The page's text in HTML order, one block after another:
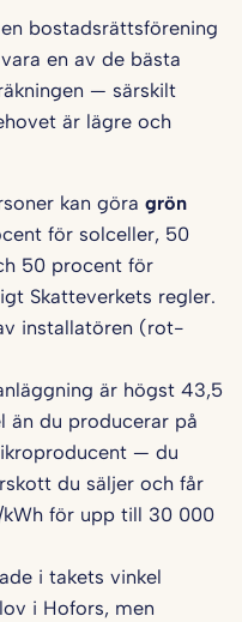
bostadsrättsförening
en av de bästa
— särskilt
är lägre och
kan göra grön
för solceller, 50
50 procent för
Skatteverkets regler.
installatören (rot-
är högst 43,5
än du producerar på
— du
du säljer och får
för upp till 30 000
i takets vinkel
i Hofors, men